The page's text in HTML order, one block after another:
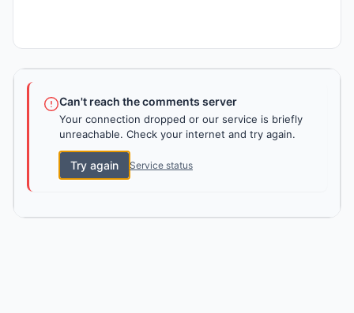
Can't reach the comments server
Your connection dropped or our service is briefly
unreachable. Check your internet and try again.
Try again Service status